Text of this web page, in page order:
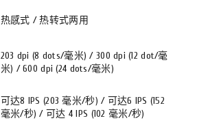
热感式 / 热转式两用
203 dpi (8 dots/毫米) / 300 dpi (12 dot/毫
米) / 600 dpi (24 dots/毫米)
可达8 IPS (203 毫米/秒) / 可达6 IPS (152
毫米/秒) / 可达 4 IPS (102 毫米/秒)